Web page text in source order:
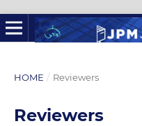
HOME / Reviewers
Reviewers